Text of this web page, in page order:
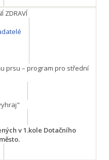
ZDRAVÍ
prsu – program pro střední
v 1.kole Dotačního